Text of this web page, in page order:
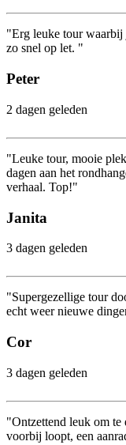
"Erg leuke tour waarbij
zo snel op let. "
Peter
2 dagen geleden
"Leuke tour, mooie
dagen aan het
verhaal. Top!"
Janita
3 dagen geleden
"Supergezellige tour
echt weer nieuwe
Cor
3 dagen geleden
"Ontzettend leuk om te
voorbij loopt, een